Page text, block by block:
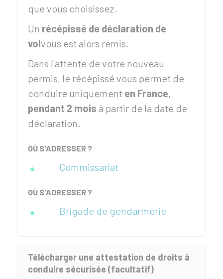
que vous choisissez.
Un récépissé de déclaration de
volvous est alors remis.
Dans l'attente de votre nouveau
permis, le récépissé vous permet de
conduire uniquement en France,
pendant 2 mois à partir de la date de
déclaration.
OÙ S'ADRESSER ?
Commissariat
OÙ S'ADRESSER ?
Brigade de gendarmerie
Télécharger une attestation de droits à
conduire sécurisée (facultatif)